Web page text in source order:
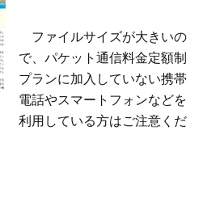
ファイルサイズが大きいの
で、パケット通信料金定額制
プランに加入していない携帯
電話やスマートフォンなどを
利用している方はご注意くだ